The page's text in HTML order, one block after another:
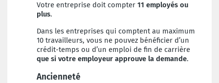
Votre entreprise doit compter 11 employés ou
plus.
Dans les entreprises qui comptent au maximum
10 travailleurs, vous ne pouvez bénéficier d’un
crédit-temps ou d’un emploi de fin de carrière
que si votre employeur approuve la demande.
Ancienneté